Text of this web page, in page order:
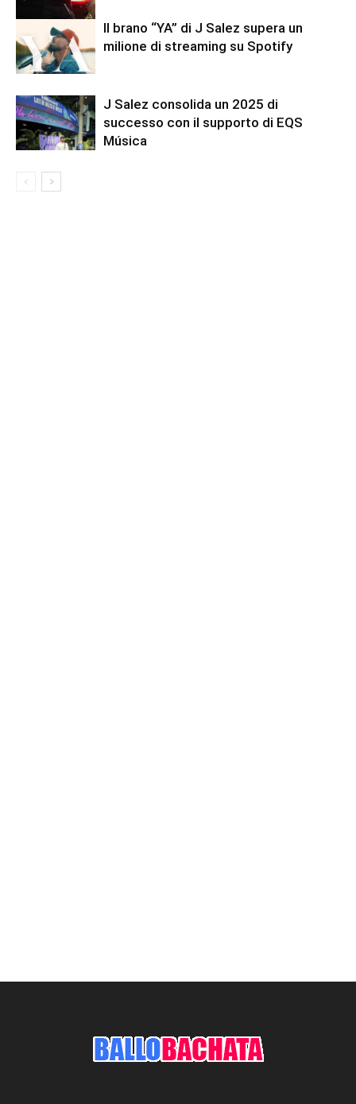
Il brano “YA” di J Salez supera un
milione di streaming su Spotify
J Salez consolida un 2025 di
successo con il supporto di EQS
Música